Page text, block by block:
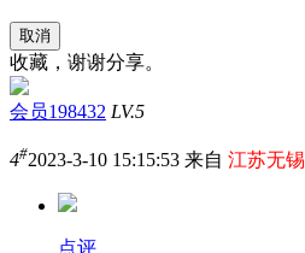
取消
收藏，谢谢分享。
会员198432 LV.5
4#2023-3-10 15:15:53 来自 江苏无锡
点评